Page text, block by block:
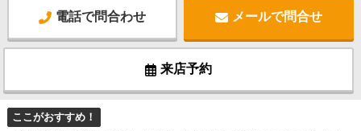
電話で問合わせ メールで問合せ
来店予約
ここがおすすめ！